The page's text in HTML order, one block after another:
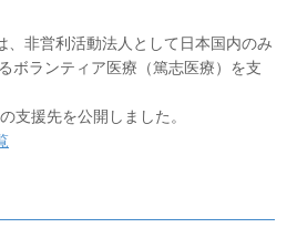
、非営利活動法人として日本国内のみ
ボランティア医療（篤志医療）を支
支援先を公開しました。